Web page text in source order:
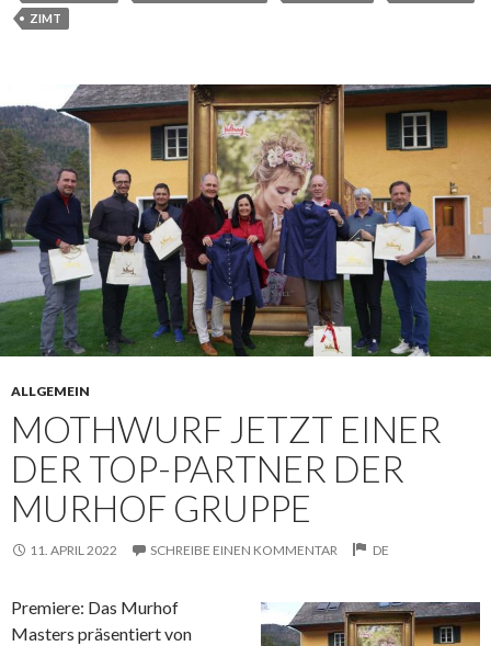
ZIMT
ALLGEMEIN
MOTHWURF JETZT EINER
DER TOP-PARTNER DER
MURHOF GRUPPE
11. APRIL 2022 SCHREIBE EINEN KOMMENTAR DE
Premiere: Das Murhof
Masters präsentiert von